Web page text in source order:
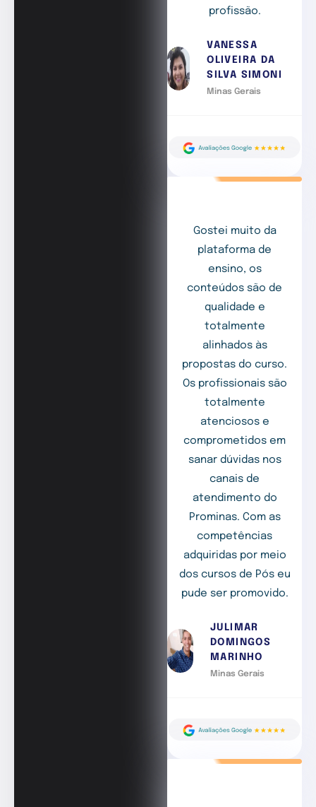
profissão.
VANESSA
OLIVEIRA DA
SILVA SIMONI
Minas Gerais
Gostei muito da
plataforma de
ensino, os
conteúdos são de
qualidade e
totalmente
alinhados às
propostas do curso.
Os profissionais são
totalmente
atenciosos e
comprometidos em
sanar dúvidas nos
canais de
atendimento do
Prominas. Com as
competências
adquiridas por meio
dos cursos de Pós eu
pude ser promovido.
JULIMAR
DOMINGOS
MARINHO
Minas Gerais